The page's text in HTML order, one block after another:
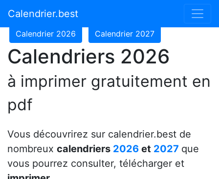
Calendrier.best
Calendrier 2024
Calendrier 2026 Calendrier 2027
Calendriers 2026
à imprimer gratuitement en
pdf
Vous découvrirez sur calendrier.best de
nombreux calendriers 2026 et 2027 que
vous pourrez consulter, télécharger et